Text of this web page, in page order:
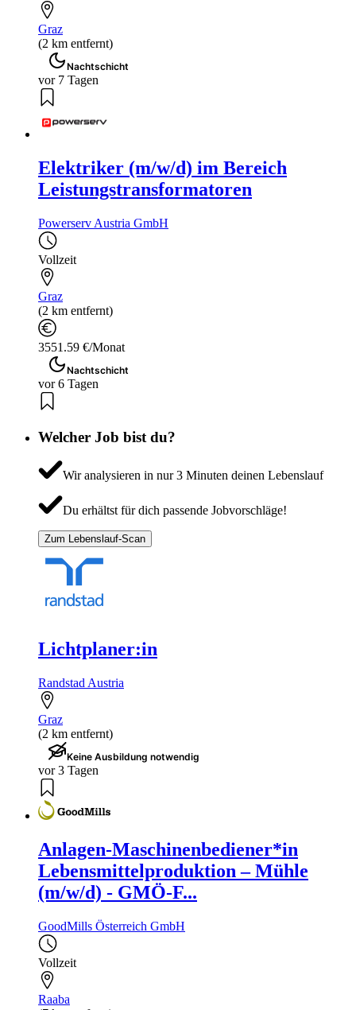
Graz
(2 km entfernt)
Nachtschicht
vor 7 Tagen
Elektriker (m/w/d) im Bereich
Leistungstransformatoren
Powerserv Austria GmbH
Vollzeit
Graz
(2 km entfernt)
3551.59 €/Monat
Nachtschicht
vor 6 Tagen
Welcher Job bist du?
Wir analysieren in nur 3 Minuten deinen Lebenslauf
Du erhältst für dich passende Jobvorschläge!
Zum Lebenslauf-Scan
Lichtplaner:in
Randstad Austria
Graz
(2 km entfernt)
Keine Ausbildung notwendig
vor 3 Tagen
Anlagen-Maschinenbediener*in
Lebensmittelproduktion – Mühle
(m/w/d) - GMÖ-F...
GoodMills Österreich GmbH
Vollzeit
Raaba